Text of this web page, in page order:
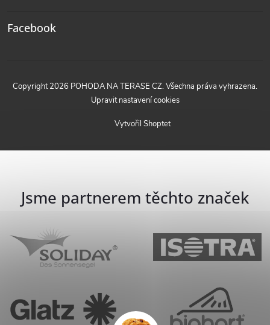
Facebook
Vytvořil Shoptet
Copyright 2026 POHODA NA TERASE CZ. Všechna práva vyhrazena.
Upravit nastavení cookies
Jsme partnerem těchto značek